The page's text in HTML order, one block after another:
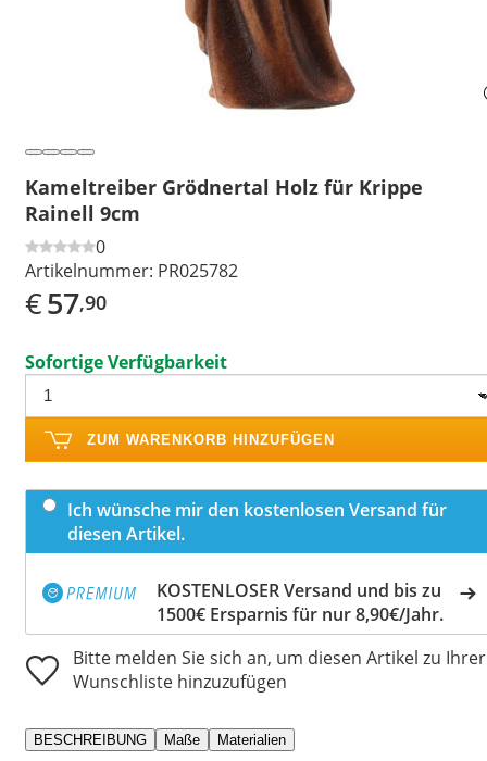
Kameltreiber Grödnertal Holz für Krippe
Rainell 9cm
0
Artikelnummer: PR025782
€57,90
Sofortige Verfügbarkeit
ZUM WARENKORB HINZUFÜGEN
Ich wünsche mir den kostenlosen Versand für
diesen Artikel.
KOSTENLOSER Versand und bis zu
1500€ Ersparnis für nur 8,90€/Jahr.
Bitte melden Sie sich an, um diesen Artikel zu Ihrer
Wunschliste hinzuzufügen
BESCHREIBUNG Maße Materialien